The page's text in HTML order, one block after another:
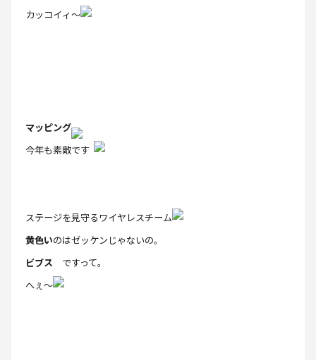
カッコイィ～
マッピング
今年も素敵です
ステージを見守るワイヤレスチーム
黄色いのはゼッケンじゃないの。
ビブス ですって。
へぇ～